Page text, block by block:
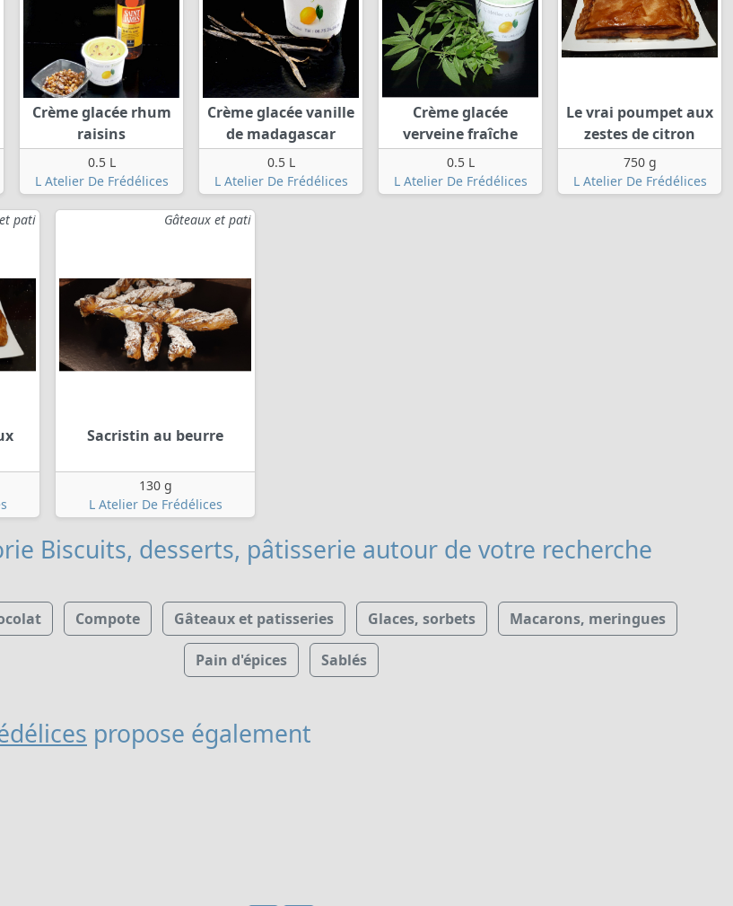
Crème glacée rhum
raisins
0.5 L
L Atelier De Frédélices
Crème glacée vanille
de madagascar
0.5 L
L Atelier De Frédélices
Crème glacée
verveine fraîche
0.5 L
L Atelier De Frédélices
Le vrai poumpet aux
zestes de citron
750 g
L Atelier De Frédélices
pati Gâteaux et pati
Sacristin au beurre
130 g
L Atelier De Frédélices
Biscuits, desserts, pâtisserie autour de votre recherche
Compote Gâteaux et patisseries Glaces, sorbets Macarons, meringues
Pain d'épices Sablés
propose également